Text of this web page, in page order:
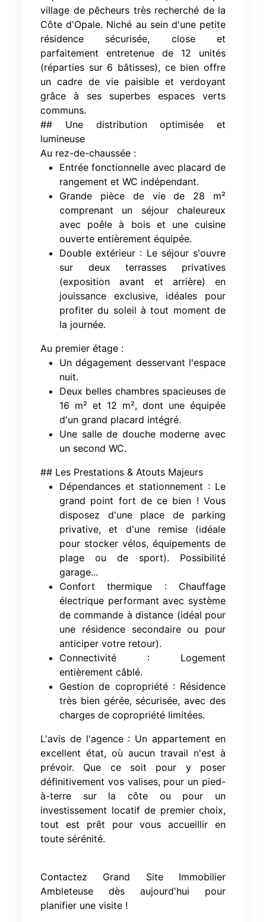
village de pêcheurs très recherché de la
Côte d'Opale. Niché au sein d'une petite
résidence sécurisée, close et
parfaitement entretenue de 12 unités
(réparties sur 6 bâtisses), ce bien offre
un cadre de vie paisible et verdoyant
grâce à ses superbes espaces verts
communs.
## Une distribution optimisée et
lumineuse
Au rez-de-chaussée :
Entrée fonctionnelle avec placard de
rangement et WC indépendant.
Grande pièce de vie de 28 m²
comprenant un séjour chaleureux
avec poêle à bois et une cuisine
ouverte entièrement équipée.
Double extérieur : Le séjour s'ouvre
sur deux terrasses privatives
(exposition avant et arrière) en
jouissance exclusive, idéales pour
profiter du soleil à tout moment de
la journée.
Au premier étage :
Un dégagement desservant l'espace
nuit.
Deux belles chambres spacieuses de
16 m² et 12 m², dont une équipée
d'un grand placard intégré.
Une salle de douche moderne avec
un second WC.
## Les Prestations & Atouts Majeurs
Dépendances et stationnement : Le
grand point fort de ce bien ! Vous
disposez d'une place de parking
privative, et d'une remise (idéale
pour stocker vélos, équipements de
plage ou de sport). Possibilité
garage...
Confort thermique : Chauffage
électrique performant avec système
de commande à distance (idéal pour
une résidence secondaire ou pour
anticiper votre retour).
Connectivité : Logement
entièrement câblé.
Gestion de copropriété : Résidence
très bien gérée, sécurisée, avec des
charges de copropriété limitées.
L'avis de l'agence : Un appartement en
excellent état, où aucun travail n'est à
prévoir. Que ce soit pour y poser
définitivement vos valises, pour un pied-
à-terre sur la côte ou pour un
investissement locatif de premier choix,
tout est prêt pour vous accueillir en
toute sérénité.
Contactez Grand Site Immobilier
Ambleteuse dès aujourd'hui pour
planifier une visite !